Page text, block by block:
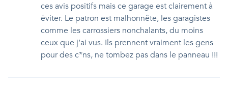
ces avis positifs mais ce garage est clairement à
éviter. Le patron est malhonnête, les garagistes
comme les carrossiers nonchalants, du moins
ceux que j’ai vus. Ils prennent vraiment les gens
pour des c*ns, ne tombez pas dans le panneau !!!